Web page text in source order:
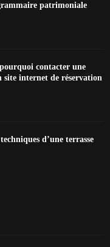
patrimoniale
contacter une
site internet de réservation
d’une terrasse